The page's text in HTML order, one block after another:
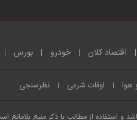
اقتصاد کلان خودرو بورس
هوا اوقات شرعی نظرسنجی
استفاده از مطالب با ذکر منبع بلامانع